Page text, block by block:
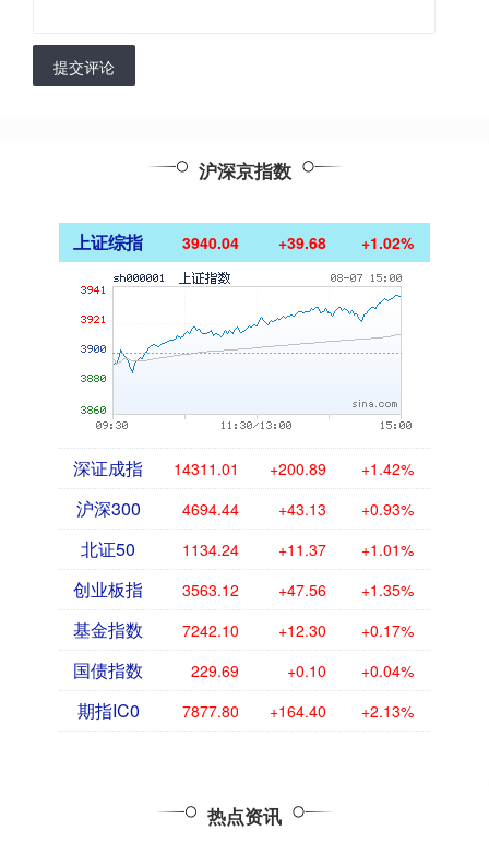
提交评论
沪深京指数
上证综指 3940.04 +39.68 +1.02%
深证成指 14311.01 +200.89 +1.42%
沪深300 4694.44 +43.13 +0.93%
北证50 1134.24 +11.37 +1.01%
创业板指 3563.12 +47.56 +1.35%
基金指数 7242.10 +12.30 +0.17%
国债指数 229.69 +0.10 +0.04%
期指IC0 7877.80 +164.40 +2.13%
热点资讯